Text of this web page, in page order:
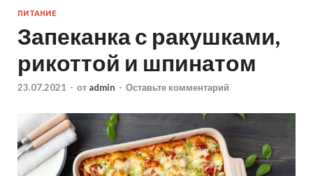
ПИТАНИЕ
Запеканка с ракушками,
рикоттой и шпинатом
23.07.2021 - от admin - Оставьте комментарий